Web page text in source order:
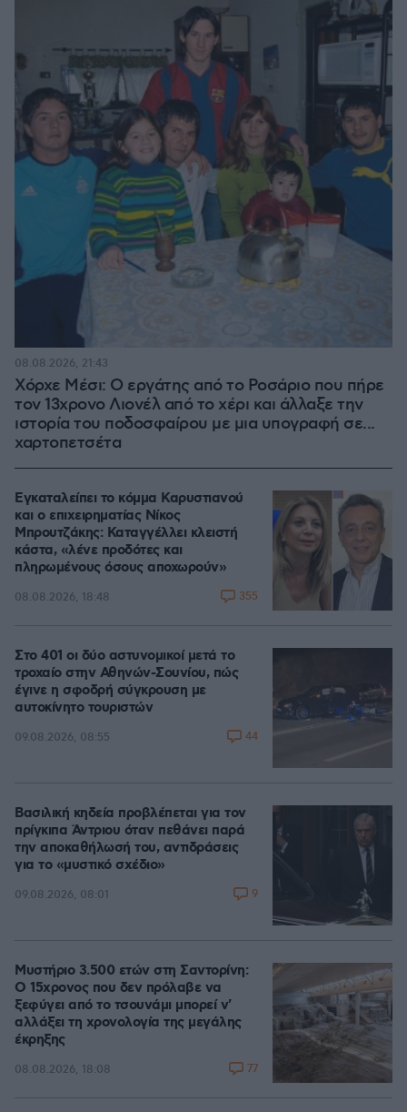
Χόρχε Μέσι: Ο εργάτης από το Ροσάριο που πήρε
τον 13χρονο Λιονέλ από το χέρι και άλλαξε την
ιστορία του ποδοσφαίρου με μια υπογραφή σε...
χαρτοπετσέτα
08.08.2026, 21:43
Εγκαταλείπει το κόμμα Καρυστιανού
και ο επιχειρηματίας Νίκος
Μπρουτζάκης: Καταγγέλλει κλειστή
κάστα, «λένε προδότες και
πληρωμένους όσους αποχωρούν»
08.08.2026, 18:48 355
Στο 401 οι δύο αστυνομικοί μετά το
τροχαίο στην Αθηνών-Σουνίου, πώς
έγινε η σφοδρή σύγκρουση με
αυτοκίνητο τουριστών
09.08.2026, 08:55 44
Βασιλική κηδεία προβλέπεται για τον
πρίγκιπα Άντριου όταν πεθάνει παρά
την αποκαθήλωσή του, αντιδράσεις
για το «μυστικό σχέδιο»
09.08.2026, 08:01 9
Μυστήριο 3.500 ετών στη Σαντορίνη:
Ο 15χρονος που δεν πρόλαβε να
ξεφύγει από το τσουνάμι μπορεί ν'
αλλάξει τη χρονολογία της μεγάλης
έκρηξης
08.08.2026, 18:08 77